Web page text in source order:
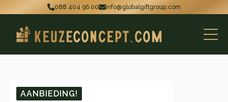
088 404 96 00 info@globalgiftgroup.com
AANBIEDING!